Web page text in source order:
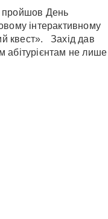
День
інтерактивному
квест». Захід дав
абітурієнтам не лише